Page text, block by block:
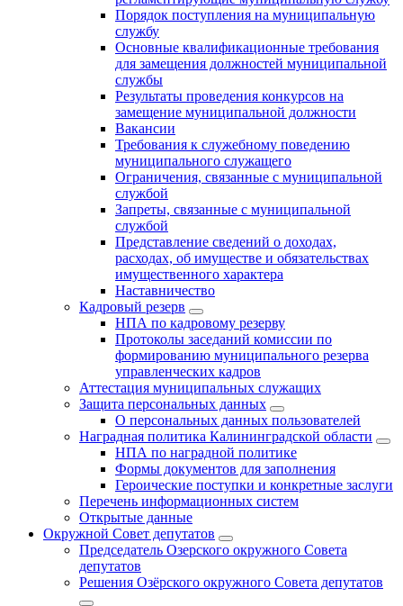
Порядок поступления на муниципальную
службу
Основные квалификационные требования
для замещения должностей муниципальной
службы
Результаты проведения конкурсов на
замещение муниципальной должности
Вакансии
Требования к служебному поведению
муниципального служащего
Ограничения, связанные с муниципальной
службой
Запреты, связанные с муниципальной
службой
Представление сведений о доходах,
расходах, об имуществе и обязательствах
имущественного характера
Наставничество
Кадровый резерв
НПА по кадровому резерву
Протоколы заседаний комиссии по
формированию муниципального резерва
управленческих кадров
Аттестация муниципальных служащих
Защита персональных данных
О персональных данных пользователей
Наградная политика Калининградской области
НПА по наградной политике
Формы документов для заполнения
Героические поступки и конкретные заслуги
Перечень информационных систем
Открытые данные
Окружной Совет депутатов
Председатель Озерского окружного Совета
депутатов
Решения Озёрского окружного Совета депутатов